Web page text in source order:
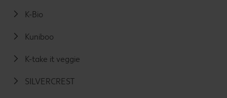
K-Bio
Kuniboo
K-take it veggie
SILVERCREST